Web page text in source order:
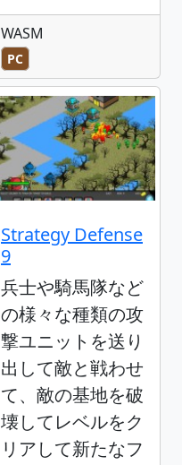
WASM
PC
Strategy Defense
9
兵士や騎馬隊など
の様々な種類の攻
撃ユニットを送り
出して敵と戦わせ
て、敵の基地を破
壊してレベルをク
リアして新たなフ